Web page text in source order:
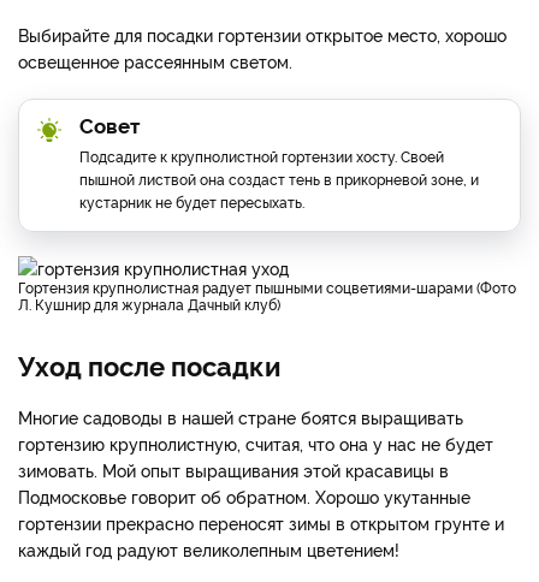
Выбирайте для посадки гортензии открытое место, хорошо
освещенное рассеянным светом.
Совет
Подсадите к крупнолистной гортензии хосту. Своей
пышной листвой она создаст тень в прикорневой зоне, и
кустарник не будет пересыхать.
Гортензия крупнолистная радует пышными соцветиями-шарами (Фото
Л. Кушнир для журнала Дачный клуб)
Уход после посадки
Многие садоводы в нашей стране боятся выращивать
гортензию крупнолистную, считая, что она у нас не будет
зимовать. Мой опыт выращивания этой красавицы в
Подмосковье говорит об обратном. Хорошо укутанные
гортензии прекрасно переносят зимы в открытом грунте и
каждый год радуют великолепным цветением!